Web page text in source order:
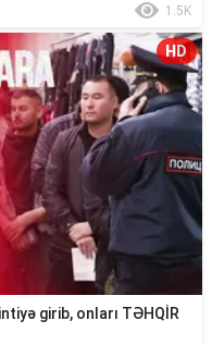
1.5K
HD
girib, onları TƏHQİR